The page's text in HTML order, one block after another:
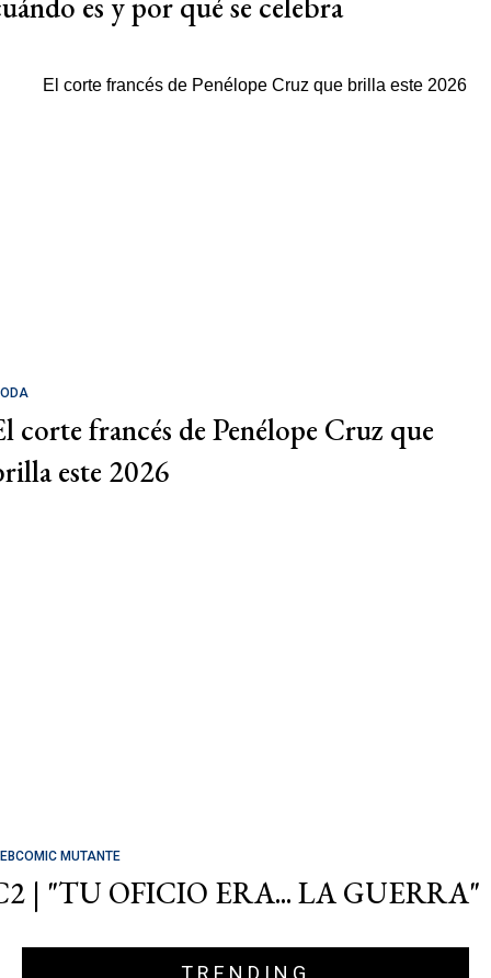
corte francés de Penélope Cruz que
este 2026
MUTANTE
| "TU OFICIO ERA... LA GUERRA"